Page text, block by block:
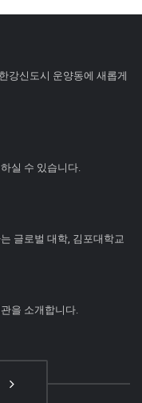
강신도시 운양동에 새롭게
실 수 있습니다.
글로벌 대학, 김포대학교
을 소개합니다.